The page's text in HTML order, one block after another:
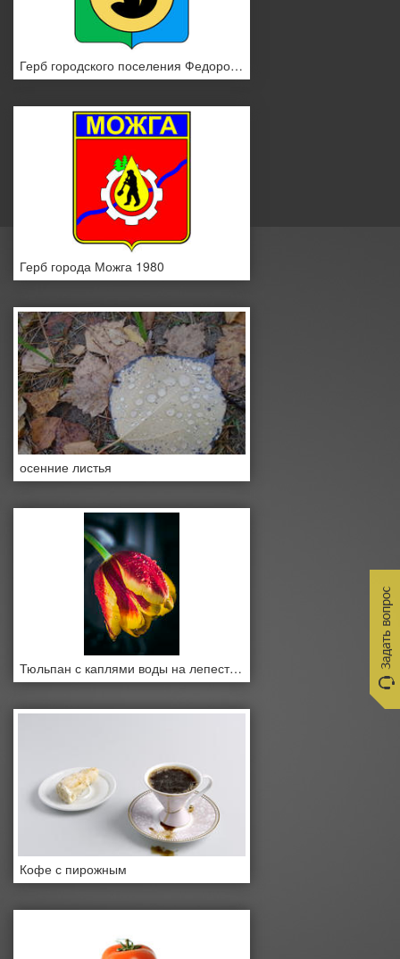
Герб городского поселения Федоровский
Герб города Можга 1980
осенние листья
Тюльпан с каплями воды на лепестках
Кофе с пирожным